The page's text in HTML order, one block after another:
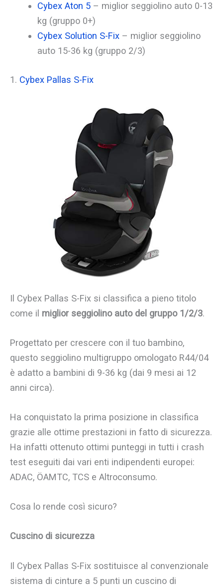
Cybex Aton 5– miglior seggiolino auto 0-13
kg (gruppo 0+)
Cybex Solution S-Fix– miglior seggiolino
auto 15-36 kg (gruppo 2/3)
1. Cybex Pallas S-Fix
Il Cybex Pallas S-Fix si classifica a pieno titolo
come il miglior seggiolino auto del gruppo 1/2/3.
Progettato per crescere con il tuo bambino,
questo seggiolino multigruppo omologato R44/04
è adatto a bambini di 9-36 kg (dai 9 mesi ai 12
anni circa).
Ha conquistato la prima posizione in classifica
grazie alle ottime prestazioni in fatto di sicurezza.
Ha infatti ottenuto ottimi punteggi in tutti i crash
test eseguiti dai vari enti indipendenti europei:
ADAC, ÖAMTC, TCS e Altroconsumo.
Cosa lo rende così sicuro?
Cuscino di sicurezza
Il Cybex Pallas S-Fix sostituisce al convenzionale
sistema di cinture a 5 punti un cuscino di